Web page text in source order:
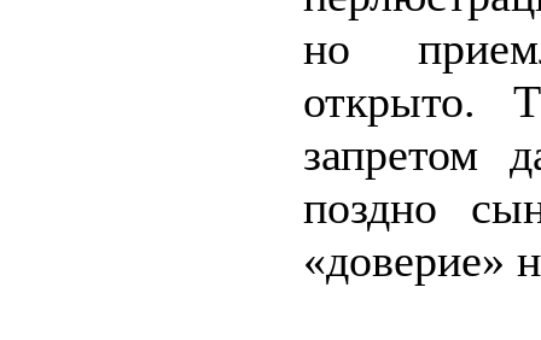
но
открыто.
запретом
поздно
«доверие»